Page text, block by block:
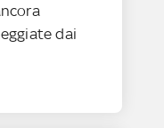
dai